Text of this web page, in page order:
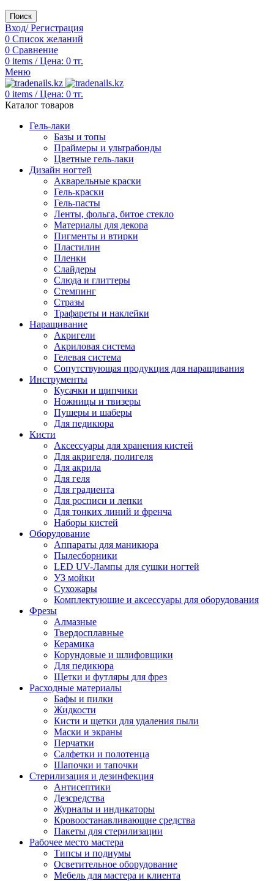
Поиск
Вход/ Регистрация
0 Список желаний
0 Сравнение
0 items / Цена: 0 тг.
Меню
0 items / Цена: 0 тг.
Каталог товаров
Гель-лаки
Базы и топы
Праймеры и ультрабонды
Цветные гель-лаки
Дизайн ногтей
Акварельные краски
Гель-краски
Гель-пасты
Ленты, фольга, битое стекло
Материалы для декора
Пигменты и втирки
Пластилин
Пленки
Слайдеры
Слюда и глиттеры
Стемпинг
Стразы
Трафареты и наклейки
Наращивание
Акригели
Акриловая система
Гелевая система
Сопутствующая продукция для наращивания
Инструменты
Кусачки и щипчики
Ножницы и твизеры
Пушеры и шаберы
Для педикюра
Кисти
Аксессуары для хранения кистей
Для акригеля, полигеля
Для акрила
Для геля
Для градиента
Для росписи и лепки
Для тонких линий и френча
Наборы кистей
Оборудование
Аппараты для маникюра
Пылесборники
LED UV-Лампы для сушки ногтей
УЗ мойки
Сухожары
Комплектующие и аксессуары для оборудования
Фрезы
Алмазные
Твердосплавные
Керамика
Корундовые и шлифовщики
Для педикюра
Щетки и футляры для фрез
Расходные материалы
Бафы и пилки
Жидкости
Кисти и щетки для удаления пыли
Маски и экраны
Перчатки
Салфетки и полотенца
Шапочки и тапочки
Стерилизация и дезинфекция
Антисептики
Дезсредства
Журналы и индикаторы
Кровоостанавливающие средства
Пакеты для стерилизации
Рабочее место мастера
Типсы и подиумы
Осветительное оборудование
Мебель для мастера и клиента